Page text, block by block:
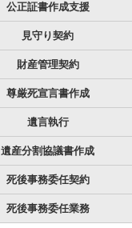
公正証書作成支援
見守り契約
財産管理契約
尊厳死宣言書作成
遺言執行
遺産分割協議書作成
死後事務委任契約
死後事務委任業務